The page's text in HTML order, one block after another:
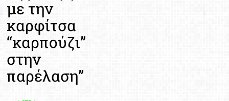
με την
καρφίτσα
“καρπούζι”
στην
παρέλαση”